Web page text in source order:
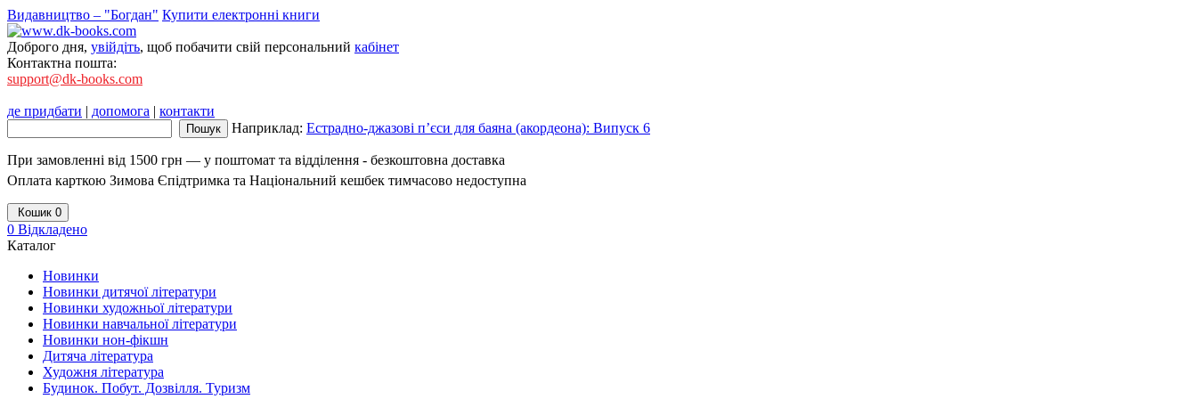
Видавництво – "Богдан" Купити електронні книги
Доброго дня, увійдіть, щоб побачити свій персональний кабінет
Контактна пошта:
support@dk-books.com
де придбати | допомога | контакти
Наприклад: Естрадно-джазові п’єси для баяна (акордеона): Випуск 6
При замовленні від 1500 грн — у поштомат та відділення - безкоштовна доставка
Оплата карткою Зимова Єпідтримка та Національний кешбек тимчасово недоступна
Кошик 0
0 Відкладено
Каталог
Новинки
Новинки дитячої літератури
Новинки художньої літератури
Новинки навчальної літератури
Новинки нон-фікшн
Дитяча література
Художня література
Будинок. Побут. Дозвілля. Туризм